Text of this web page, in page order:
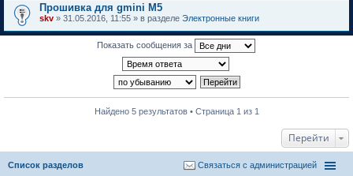
Прошивка для gmini M5
skv » 31.05.2016, 11:55 » в разделе Электронные книги
Показать сообщения за
Найдено 5 результатов • Страница 1 из 1
Перейти
Список разделов Связаться с администрацией